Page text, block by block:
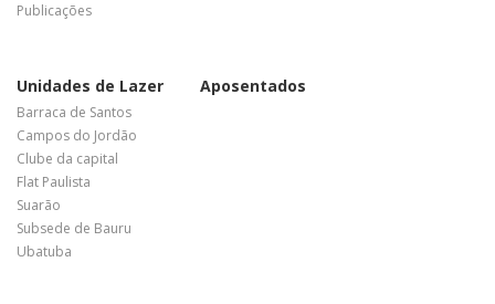
Publicações
Unidades de Lazer
Barraca de Santos
Campos do Jordão
Clube da capital
Flat Paulista
Suarão
Subsede de Bauru
Ubatuba
Aposentados